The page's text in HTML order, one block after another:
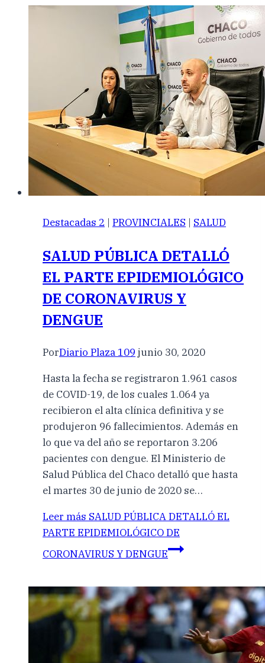
Destacadas 2 | PROVINCIALES | SALUD
SALUD PÚBLICA DETALLÓ
EL PARTE EPIDEMIOLÓGICO
DE CORONAVIRUS Y
DENGUE
PorDiario Plaza 109 junio 30, 2020
Hasta la fecha se registraron 1.961 casos
de COVID-19, de los cuales 1.064 ya
recibieron el alta clínica definitiva y se
produjeron 96 fallecimientos. Además en
lo que va del año se reportaron 3.206
pacientes con dengue. El Ministerio de
Salud Pública del Chaco detalló que hasta
el martes 30 de junio de 2020 se…
Leer más SALUD PÚBLICA DETALLÓ EL
PARTE EPIDEMIOLÓGICO DE
CORONAVIRUS Y DENGUE